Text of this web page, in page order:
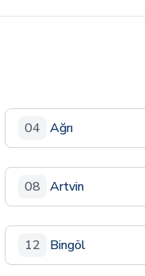
04 Ağrı
08 Artvin
12 Bingöl